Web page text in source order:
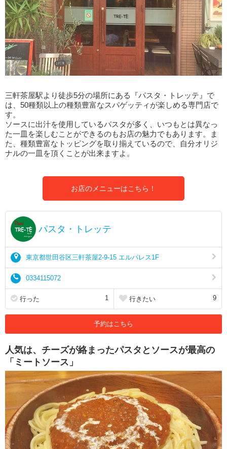
三軒茶屋駅より徒歩5分の場所にある『パスタ・トレッテ』で
は、50種類以上の種類豊富なスパゲッティが楽しめる専門店で
す。
ソースに出汁を使用しているパスタが多く、いつもとは異なっ
た一皿を楽しむことができるのもお店の魅力でもあります。ま
た、種類豊富なトッピングを取り揃えているので、自分オリジ
ナルの一皿を頂くことが出来ますよ。
お店のメニューはこちら！
パスタ・トレッテ
東京都世田谷区三軒茶屋2-9-15 エルパレス1F
0334115072
行った 1 行きたい 9
予約はこちら
人気は、チーズが絡まったパスタとソースが最高の
「ミートソース」